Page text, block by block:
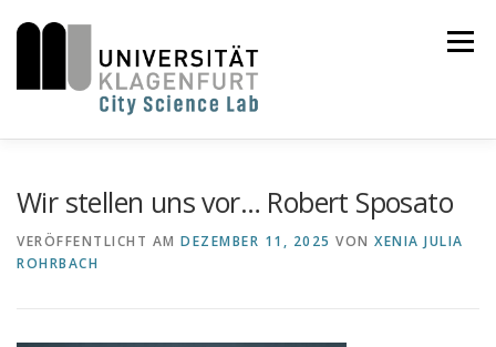
Inhalt
Menü
PROJEKTE KOOPERATION KLAGENFURT
Wir stellen uns vor… Robert Sposato
VERÖFFENTLICHT AM DEZEMBER 11, 2025 VON XENIA JULIA
ROHRBACH